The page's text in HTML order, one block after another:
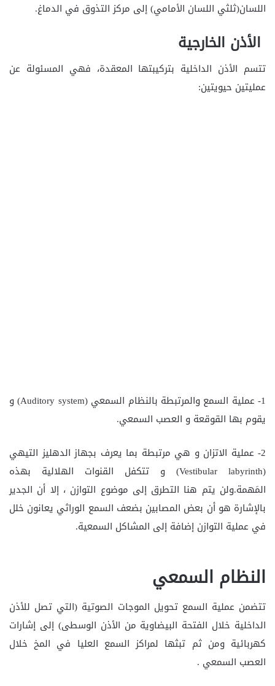
اللسان(ثلثي اللسان الأمامي) إلى مركز التذوق في الدماغ.
الأذن الخارجية
تتسم الأذن الداخلية بتركيبتها المعقدة، فهي المسئولة عن
عمليتين حيويتين:
1- عملية السمع والمرتبطة بالنظام السمعي (Auditory system) و
يقوم بها القوقعة و العصب السمعي.
2- عملية الاتزان و هي مرتبطة بما يعرف بجهاز الدهليز التيهي
(Vestibular labyrinth) و تتكفل القنوات الهلالية بهذه
المَهمة.ولن يتم هنا التطرق إلى موضوع التوازن ، إلا أن الجدير
بالإشارة هو أن بعض المصابين بضعف السمع الوراثي يعانون خلل
في عملية التوازن إضافة إلى المشاكل السمعية.
النظام السمعي
تتضمن عملية السمع تحويل الموجات الصوتية (التي تصل للأذن
الداخلية خلال الفتحة البيضاوية من الأذن الوسطى) إلى إشارات
كهربائية ومن ثم تبثها لمراكز السمع العليا في المخ خلال
العصب السمعي .